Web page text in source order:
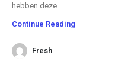
hebben deze...
Continue Reading
Fresh